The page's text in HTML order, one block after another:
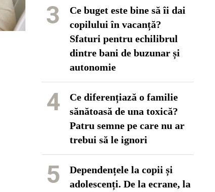
3
Ce buget este bine să îi dai
copilului în vacanță?
Sfaturi pentru echilibrul
dintre bani de buzunar și
autonomie
4
Ce diferențiază o familie
sănătoasă de una toxică?
Patru semne pe care nu ar
trebui să le ignori
5
Dependențele la copii și
adolescenți. De la ecrane, la